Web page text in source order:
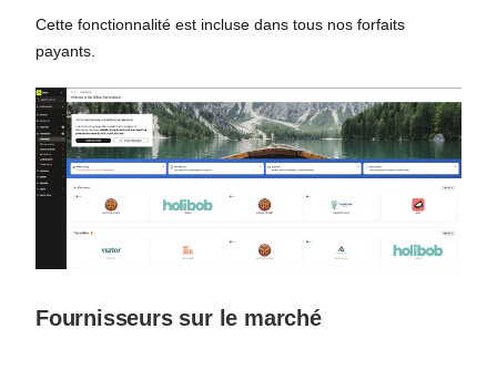
Cette fonctionnalité est incluse dans tous nos forfaits
payants.
Fournisseurs sur le marché